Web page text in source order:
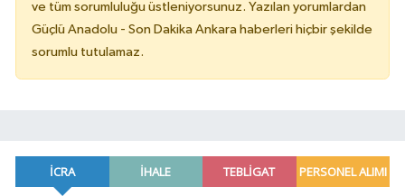
ve tüm sorumluluğu üstleniyorsunuz. Yazılan yorumlardan
Güçlü Anadolu - Son Dakika Ankara haberleri hiçbir şekilde
sorumlu tutulamaz.